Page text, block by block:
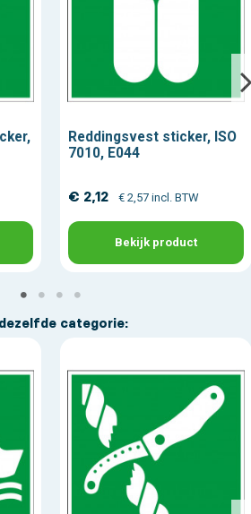
Reddingsvest sticker, ISO
7010, E044
€ 2,12 € 2,57 incl. BTW
Bekijk product
categorie: